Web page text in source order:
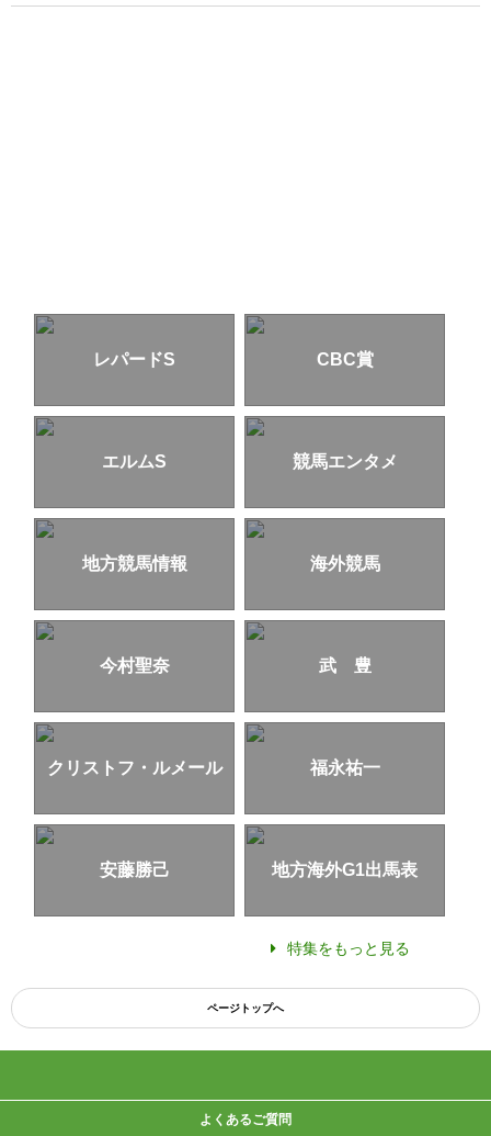
レパードS CBC賞
エルムS 競馬エンタメ
地方競馬情報 海外競馬
今村聖奈 武 豊
クリストフ・ルメール 福永祐一
安藤勝己 地方海外G1出馬表
特集をもっと見る
ページトップへ
よくあるご質問